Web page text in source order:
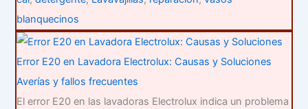
blanquecinos
Error E20 en Lavadora Electrolux: Causas y Soluciones
Averías y fallos frecuentes
El error E20 en las lavadoras Electrolux indica un problema